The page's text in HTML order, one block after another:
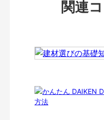
関連